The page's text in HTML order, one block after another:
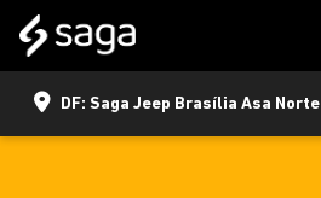
DF: Saga Jeep Brasília Asa Norte